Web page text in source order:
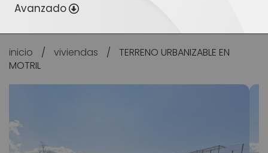
Avanzado
inicio / viviendas /
TERRENO URBANIZABLE EN
MOTRIL